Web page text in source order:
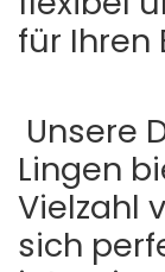
für Ihren
Unsere
Lingen
Vielzahl
sich